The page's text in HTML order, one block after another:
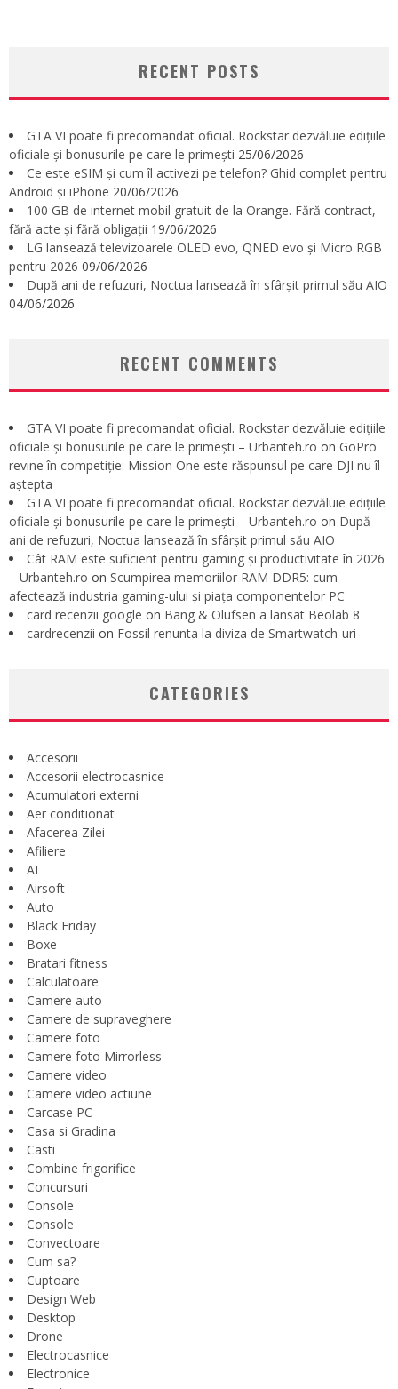
RECENT POSTS
GTA VI poate fi precomandat oficial. Rockstar dezvăluie edițiile
oficiale și bonusurile pe care le primești 25/06/2026
Ce este eSIM și cum îl activezi pe telefon? Ghid complet pentru
Android și iPhone 20/06/2026
100 GB de internet mobil gratuit de la Orange. Fără contract,
fără acte și fără obligații 19/06/2026
LG lansează televizoarele OLED evo, QNED evo și Micro RGB
pentru 2026 09/06/2026
După ani de refuzuri, Noctua lansează în sfârșit primul său AIO
04/06/2026
RECENT COMMENTS
GTA VI poate fi precomandat oficial. Rockstar dezvăluie edițiile
oficiale și bonusurile pe care le primești – Urbanteh.ro on GoPro
revine în competiție: Mission One este răspunsul pe care DJI nu îl
aștepta
GTA VI poate fi precomandat oficial. Rockstar dezvăluie edițiile
oficiale și bonusurile pe care le primești – Urbanteh.ro on După
ani de refuzuri, Noctua lansează în sfârșit primul său AIO
Cât RAM este suficient pentru gaming și productivitate în 2026
– Urbanteh.ro on Scumpirea memoriilor RAM DDR5: cum
afectează industria gaming-ului și piața componentelor PC
card recenzii google on Bang & Olufsen a lansat Beolab 8
cardrecenzii on Fossil renunta la diviza de Smartwatch-uri
CATEGORIES
Accesorii
Accesorii electrocasnice
Acumulatori externi
Aer conditionat
Afacerea Zilei
Afiliere
AI
Airsoft
Auto
Black Friday
Boxe
Bratari fitness
Calculatoare
Camere auto
Camere de supraveghere
Camere foto
Camere foto Mirrorless
Camere video
Camere video actiune
Carcase PC
Casa si Gradina
Casti
Combine frigorifice
Concursuri
Console
Console
Convectoare
Cum sa?
Cuptoare
Design Web
Desktop
Drone
Electrocasnice
Electronice